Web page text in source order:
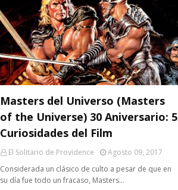
Masters del Universo (Masters
of the Universe) 30 Aniversario: 5
Curiosidades del Film
El Solitario de Providence
Agosto 09, 2017
Considerada un clásico de culto a pesar de que en
su día fue todo un fracaso, Masters…